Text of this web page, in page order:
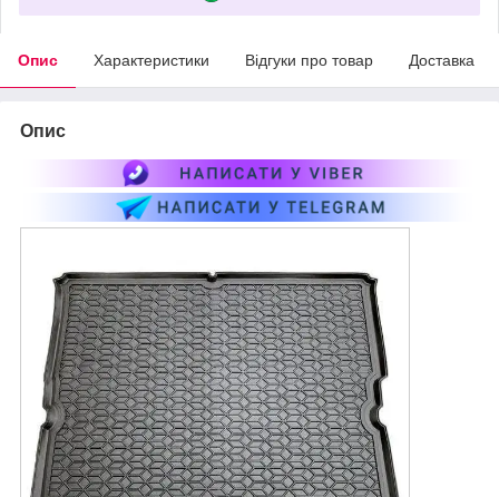
Опис Характеристики Відгуки про товар Доставка
Опис